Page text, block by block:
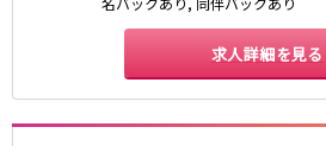
求人詳細を見る
湯島駅
綾瀬駅
西日暮里駅
表参道駅
乃木坂駅
都営新宿線